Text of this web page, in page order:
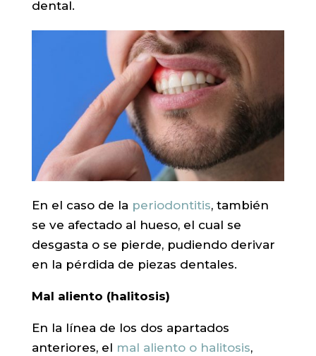
dental.
En el caso de la periodontitis, también
se ve afectado al hueso, el cual se
desgasta o se pierde, pudiendo derivar
en la pérdida de piezas dentales.
Mal aliento (halitosis)
En la línea de los dos apartados
anteriores, el mal aliento o halitosis,